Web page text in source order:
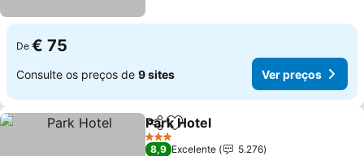
De € 75
Consulte os preços de 9 sites Ver preços
PartilharAdicionar aos favoritos
Park Hotel
3 Estrelas
8,9 Excelente
5.276